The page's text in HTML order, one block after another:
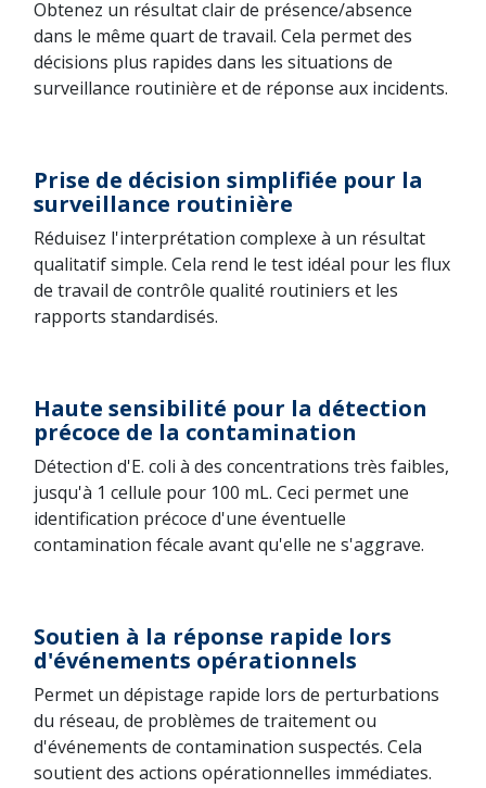
Obtenez un résultat clair de présence/absence
dans le même quart de travail. Cela permet des
décisions plus rapides dans les situations de
surveillance routinière et de réponse aux incidents.
Prise de décision simplifiée pour la
surveillance routinière
Réduisez l'interprétation complexe à un résultat
qualitatif simple. Cela rend le test idéal pour les flux
de travail de contrôle qualité routiniers et les
rapports standardisés.
Haute sensibilité pour la détection
précoce de la contamination
Détection d'E. coli à des concentrations très faibles,
jusqu'à 1 cellule pour 100 mL. Ceci permet une
identification précoce d'une éventuelle
contamination fécale avant qu'elle ne s'aggrave.
Soutien à la réponse rapide lors
d'événements opérationnels
Permet un dépistage rapide lors de perturbations
du réseau, de problèmes de traitement ou
d'événements de contamination suspectés. Cela
soutient des actions opérationnelles immédiates.